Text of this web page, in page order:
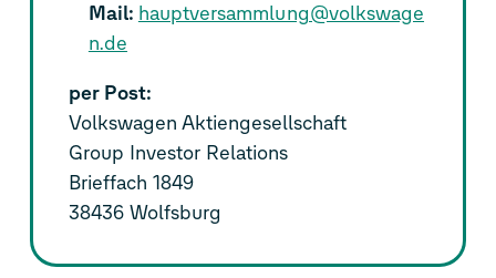
Mail: hauptversammlung@volkswage
n.de
per Post:
Volkswagen Aktiengesellschaft
Group Investor Relations
Brieffach 1849
38436 Wolfsburg